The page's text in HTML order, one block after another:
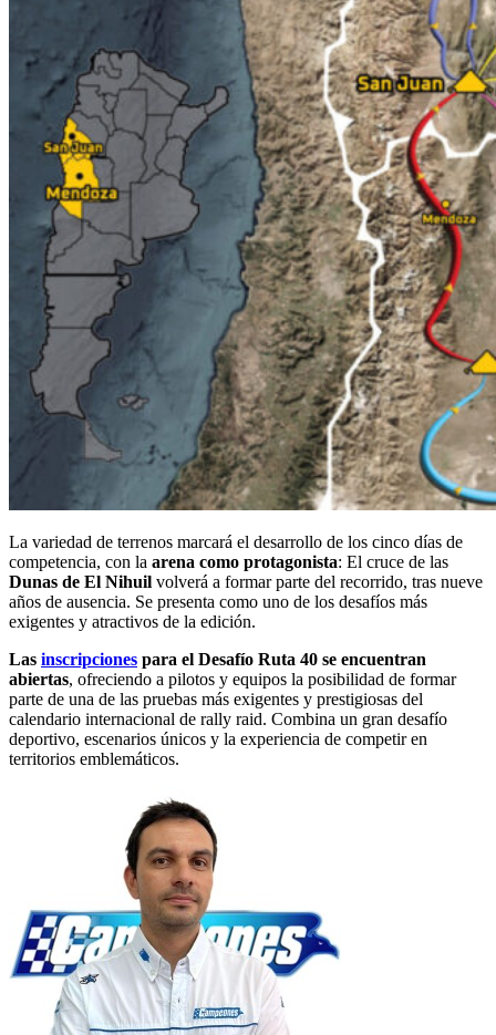
La variedad de terrenos marcará el desarrollo de los cinco días de
competencia, con la arena como protagonista: El cruce de las
Dunas de El Nihuil volverá a formar parte del recorrido, tras nueve
años de ausencia. Se presenta como uno de los desafíos más
exigentes y atractivos de la edición.
Las inscripciones para el Desafío Ruta 40 se encuentran
abiertas, ofreciendo a pilotos y equipos la posibilidad de formar
parte de una de las pruebas más exigentes y prestigiosas del
calendario internacional de rally raid. Combina un gran desafío
deportivo, escenarios únicos y la experiencia de competir en
territorios emblemáticos.